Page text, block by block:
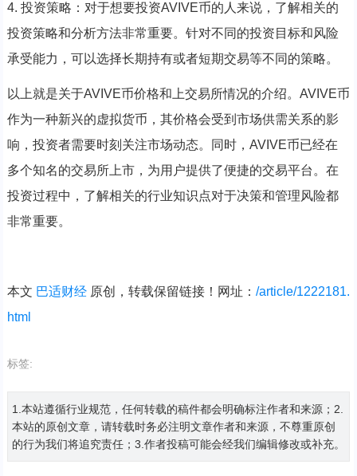
4. 投资策略：对于想要投资AVIVE币的人来说，了解相关的
投资策略和分析方法非常重要。针对不同的投资目标和风险
承受能力，可以选择长期持有或者短期交易等不同的策略。
以上就是关于AVIVE币价格和上交易所情况的介绍。AVIVE币
作为一种新兴的虚拟货币，其价格会受到市场供需关系的影
响，投资者需要时刻关注市场动态。同时，AVIVE币已经在
多个知名的交易所上市，为用户提供了便捷的交易平台。在
投资过程中，了解相关的行业知识点对于决策和管理风险都
非常重要。
本文 巴适财经原创，转载保留链接！网址： /article/1222181.
html
标签:
1.本站遵循行业规范，任何转载的稿件都会明确标注作者和来源；2.
本站的原创文章，请转载时务必注明文章作者和来源，不尊重原创
的行为我们将追究责任；3.作者投稿可能会经我们编辑修改或补充。